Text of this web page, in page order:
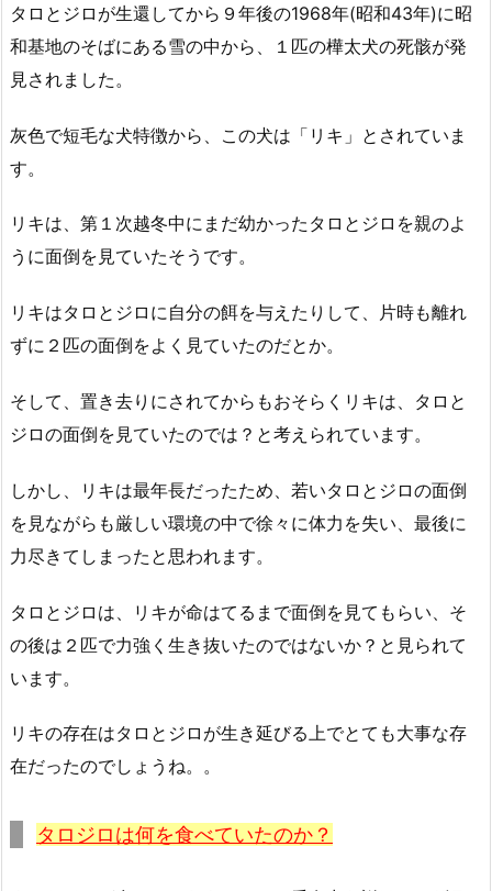
タロとジロが生還してから９年後の1968年(昭和43年)に昭
和基地のそばにある雪の中から、１匹の樺太犬の死骸が発
見されました。
灰色で短毛な犬特徴から、この犬は「リキ」とされていま
す。
リキは、第１次越冬中にまだ幼かったタロとジロを親のよ
うに面倒を見ていたそうです。
リキはタロとジロに自分の餌を与えたりして、片時も離れ
ずに２匹の面倒をよく見ていたのだとか。
そして、置き去りにされてからもおそらくリキは、タロと
ジロの面倒を見ていたのでは？と考えられています。
しかし、リキは最年長だったため、若いタロとジロの面倒
を見ながらも厳しい環境の中で徐々に体力を失い、最後に
力尽きてしまったと思われます。
タロとジロは、リキが命はてるまで面倒を見てもらい、そ
の後は２匹で力強く生き抜いたのではないか？と見られて
います。
リキの存在はタロとジロが生き延びる上でとても大事な存
在だったのでしょうね。。
タロジロは何を食べていたのか？